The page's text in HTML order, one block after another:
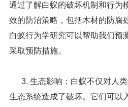
通过了解白蚁的破坏机制和行为
效的防治策略，包括木材的防腐
白蚁行为学研究可以帮助我们预
采取预防措施。
3. 生态影响：白蚁不仅对人类
生态系统造成了破坏。它们可以